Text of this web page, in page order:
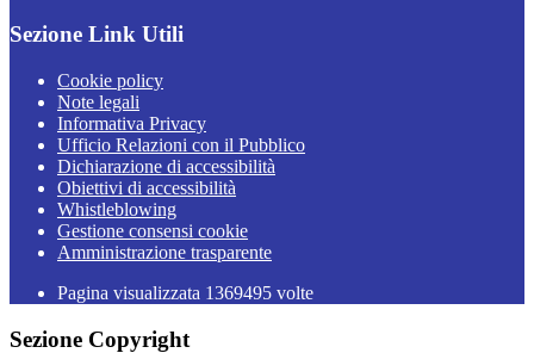
Sezione Link Utili
Cookie policy
Note legali
Informativa Privacy
Ufficio Relazioni con il Pubblico
Dichiarazione di accessibilità
Obiettivi di accessibilità
Whistleblowing
Gestione consensi cookie
Amministrazione trasparente
Pagina visualizzata 1369495 volte
Sezione Copyright